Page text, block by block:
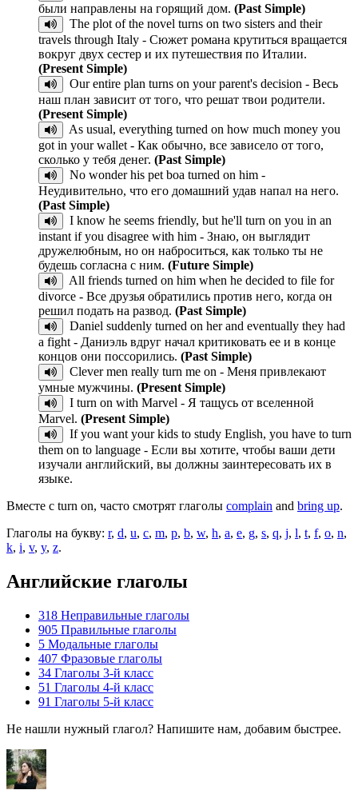
были направлены на горящий дом. (Past Simple)
The plot of the novel turns on two sisters and their
travels through Italy - Сюжет романа крутиться вращается
вокруг двух сестер и их путешествия по Италии.
(Present Simple)
Our entire plan turns on your parent's decision - Весь
наш план зависит от того, что решат твои родители.
(Present Simple)
As usual, everything turned on how much money you
got in your wallet - Как обычно, все зависело от того,
сколько у тебя денег. (Past Simple)
No wonder his pet boa turned on him -
Неудивительно, что его домашний удав напал на него.
(Past Simple)
I know he seems friendly, but he'll turn on you in an
instant if you disagree with him - Знаю, он выглядит
дружелюбным, но он наброситься, как только ты не
будешь согласна с ним. (Future Simple)
All friends turned on him when he decided to file for
divorce - Все друзья обратились против него, когда он
решил подать на развод. (Past Simple)
Daniel suddenly turned on her and eventually they had
a fight - Даниэль вдруг начал критиковать ее и в конце
концов они поссорились. (Past Simple)
Clever men really turn me on - Меня привлекают
умные мужчины. (Present Simple)
I turn on with Marvel - Я тащусь от вселенной
Marvel. (Present Simple)
If you want your kids to study English, you have to turn
them on to language - Если вы хотите, чтобы ваши дети
изучали английский, вы должны заинтересовать их в
языке.
Вместе с turn on, часто смотрят глаголы complain and bring up.
Глаголы на букву: r, d, u, c, m, p, b, w, h, a, e, g, s, q, j, l, t, f, o, n,
k, i, v, y, z.
Английские глаголы
318 Неправильные глаголы
905 Правильные глаголы
5 Модальные глаголы
407 Фразовые глаголы
34 Глаголы 3-й класс
51 Глаголы 4-й класс
91 Глаголы 5-й класс
Не нашли нужный глагол? Напишите нам, добавим быстрее.